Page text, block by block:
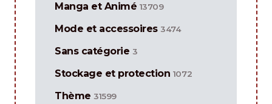
Manga et Animé 13709
Mode et accessoires 3474
Sans catégorie 3
Stockage et protection 1072
Thème 31599